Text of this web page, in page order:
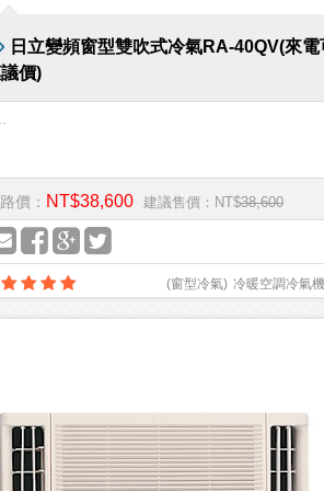
日立變頻窗型雙吹式冷氣RA-40QV(來電
價)
價： NT$38,600 建議售價：NT$38,600
冷暖空調冷氣
(窗型冷氣)